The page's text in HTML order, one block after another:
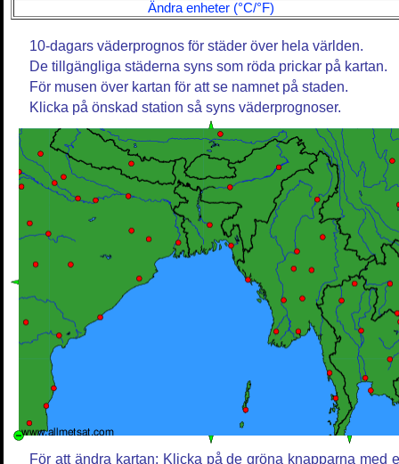
Ändra enheter (°C/°F)
10-dagars väderprognos för städer över hela världen.
De tillgängliga städerna syns som röda prickar på kartan.
För musen över kartan för att se namnet på staden.
Klicka på önskad station så syns väderprognoser.
För att ändra kartan: Klicka på de gröna knapparna med